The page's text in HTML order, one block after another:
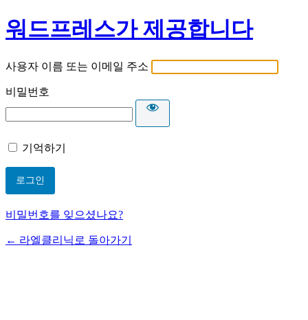
워드프레스가 제공합니다
사용자 이름 또는 이메일 주소
비밀번호
기억하기
비밀번호를 잊으셨나요?
← 라엘클리닉로 돌아가기